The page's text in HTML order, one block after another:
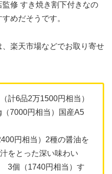
修 すき焼き割下付きなの
めだそうです。
楽天市場などでお取り寄せ
計6品2万1500円相当）
7000円相当）国産A5
円相当）2種の醤油を
をとった深い味わい
3個（1740円相当）す